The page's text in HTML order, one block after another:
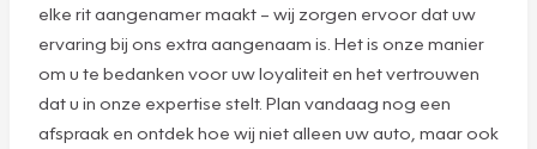
elke rit aangenamer maakt – wij zorgen ervoor dat uw
ervaring bij ons extra aangenaam is. Het is onze manier
om u te bedanken voor uw loyaliteit en het vertrouwen
dat u in onze expertise stelt. Plan vandaag nog een
afspraak en ontdek hoe wij niet alleen uw auto, maar ook